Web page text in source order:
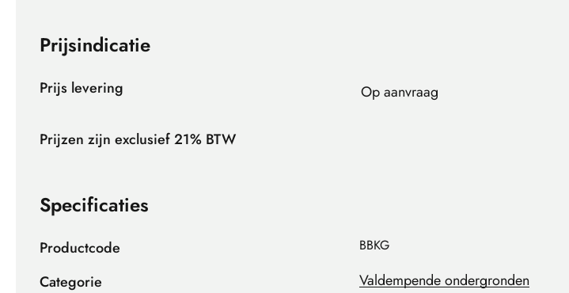
Prijsindicatie
Prijs levering Op aanvraag
Prijzen zijn exclusief 21% BTW
Specificaties
Productcode BBKG
Categorie
Valdempende ondergronden